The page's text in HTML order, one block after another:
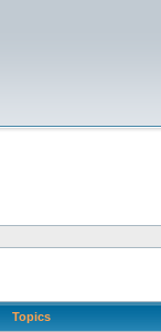
Topics